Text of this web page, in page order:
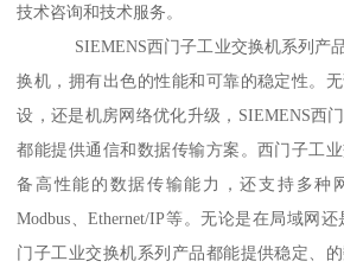
技术咨询和技术服务。
SIEMENS西门子工业交换机系列产品
换机，拥有出色的性能和可靠的稳定性。
设，还是机房网络优化升级，SIEMENS西
都能提供通信和数据传输方案。西门子工
备高性能的数据传输能力，还支持多种
Modbus、Ethernet/IP等。无论是在局域网
门子工业交换机系列产品都能提供稳定、的